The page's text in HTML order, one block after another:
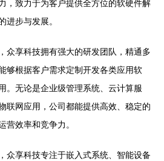
，致力于为客户提供全方位的软硬件解
进步与发展。
众享科技拥有强大的研发团队，精通多
够根据客户需求定制开发各类应用软
。无论是企业级管理系统、云计算服
联网应用，公司都能提供高效、稳定的
营效率和竞争力。
众享科技专注于嵌入式系统、智能设备